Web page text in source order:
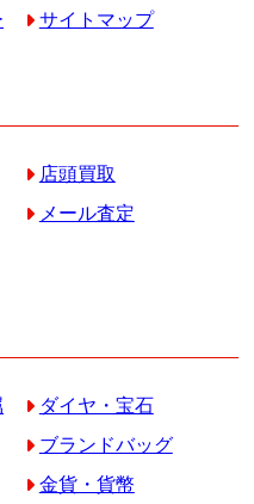
サイトマップ
店頭買取
メール査定
ダイヤ・宝石
ブランドバッグ
金貨・貨幣